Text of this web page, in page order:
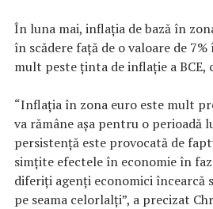
În luna mai, inflaţia de bază în
în scădere faţă de o valoare de
mult peste ţinta de inflaţie a BCE,
“Inflaţia în zona euro este mult
va rămâne aşa pentru o perioadă
persistenţă este provocată de
simţite efectele în economie în
diferiţi agenţi economici încearcă
pe seama celorlalţi”, a precizat